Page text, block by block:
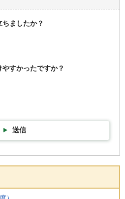
ましたか？
すかったですか？
送信